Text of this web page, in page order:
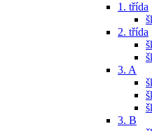
1. třída
2. třída
3. A
3. B